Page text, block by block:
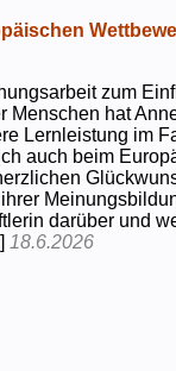
zum
Menschen hat
Lernleistung im
auch beim
darüber und
] 18.6.2026